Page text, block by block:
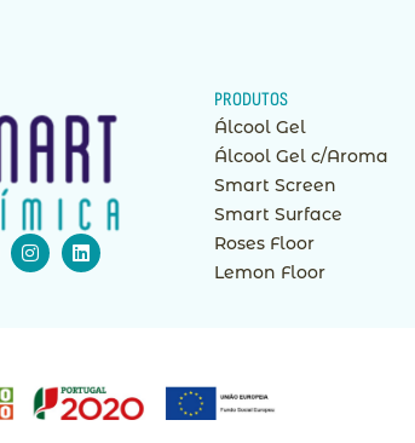
Instagram
Linkedin
PRODUTOS
Álcool Gel
Álcool Gel c/Aroma
Smart Screen
Smart Surface
Roses Floor
Lemon Floor